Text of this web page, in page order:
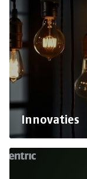
Innovaties